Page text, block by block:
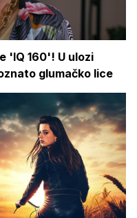
'IQ 160'! U ulozi
glumačko lice